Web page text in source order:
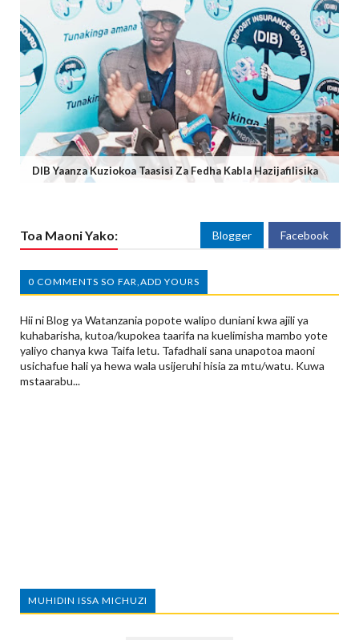
DIB Yaanza Kuziokoa Taasisi Za Fedha Kabla Hazijafilisika
Toa Maoni Yako: Blogger Facebook
0 COMMENTS SO FAR,ADD YOURS
Hii ni Blog ya Watanzania popote walipo duniani kwa ajili ya
kuhabarisha, kutoa/kupokea taarifa na kuelimisha mambo yote
yaliyo chanya kwa Taifa letu. Tafadhali sana unapotoa maoni
usichafue hali ya hewa wala usijeruhi hisia za mtu/watu. Kuwa
mstaarabu...
MUHIDIN ISSA MICHUZI